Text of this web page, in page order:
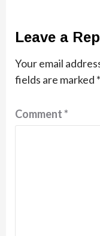
Leave a
Your email
fields are marked *
Comment*